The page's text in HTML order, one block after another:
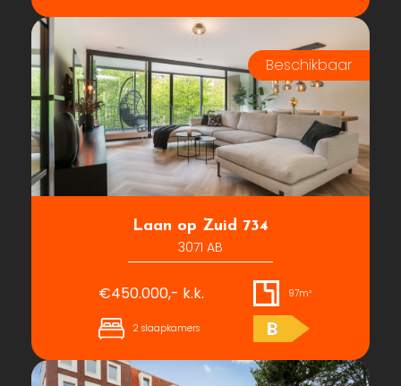
Laan op Zuid 734
3071 AB
€450.000,- k.k. 97m²
2 slaapkamers B